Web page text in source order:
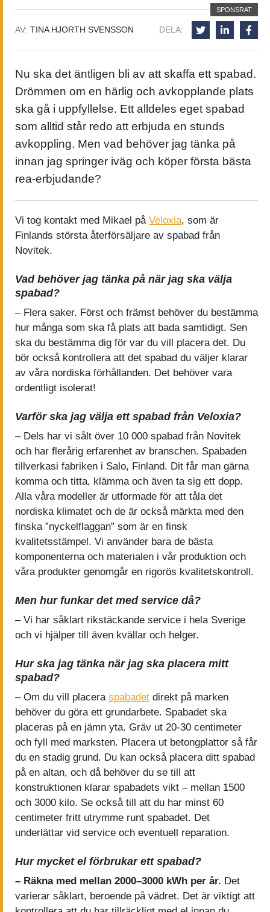
AV: TINA HJORTH SVENSSON
SPONSRAT
DELA:
Nu ska det äntligen bli av att skaffa ett spabad.
Drömmen om en härlig och avkopplande plats
ska gå i uppfyllelse. Ett alldeles eget spabad
som alltid står redo att erbjuda en stunds
avkoppling. Men vad behöver jag tänka på
innan jag springer iväg och köper första bästa
rea-erbjudande?
Vi tog kontakt med Mikael på Veloxia, som är
Finlands största återförsäljare av spabad från
Novitek.
Vad behöver jag tänka på när jag ska välja
spabad?
– Flera saker. Först och främst behöver du bestämma
hur många som ska få plats att bada samtidigt. Sen
ska du bestämma dig för var du vill placera det. Du
bör också kontrollera att det spabad du väljer klarar
av våra nordiska förhållanden. Det behöver vara
ordentligt isolerat!
Varför ska jag välja ett spabad från Veloxia?
– Dels har vi sålt över 10 000 spabad från Novitek
och har flerårig erfarenhet av branschen. Spabaden
tillverkasi fabriken i Salo, Finland. Dit får man gärna
komma och titta, klämma och även ta sig ett dopp.
Alla våra modeller är utformade för att tåla det
nordiska klimatet och de är också märkta med den
finska ”nyckelflaggan” som är en finsk
kvalitetsstämpel. Vi använder bara de bästa
komponenterna och materialen i vår produktion och
våra produkter genomgår en rigorös kvalitetskontroll.
Men hur funkar det med service då?
– Vi har såklart rikstäckande service i hela Sverige
och vi hjälper till även kvällar och helger.
Hur ska jag tänka när jag ska placera mitt
spabad?
– Om du vill placera spabadet direkt på marken
behöver du göra ett grundarbete. Spabadet ska
placeras på en jämn yta. Gräv ut 20-30 centimeter
och fyll med marksten. Placera ut betongplattor så får
du en stadig grund. Du kan också placera ditt spabad
på en altan, och då behöver du se till att
konstruktionen klarar spabadets vikt – mellan 1500
och 3000 kilo. Se också till att du har minst 60
centimeter fritt utrymme runt spabadet. Det
underlättar vid service och eventuell reparation.
Hur mycket el förbrukar ett spabad?
– Räkna med mellan 2000–3000 kWh per år. Det
varierar såklart, beroende på vädret. Det är viktigt att